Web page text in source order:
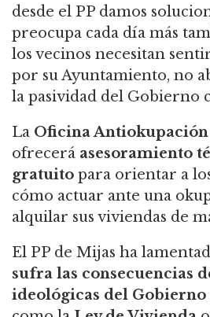
desde el PP damos
preocupa cada día más
los vecinos necesitan
por su Ayuntamiento, no
la pasividad del Gobierno
La Oficina
ofrecerá asesoramiento
gratuito para orientar a
cómo actuar ante una
alquilar sus viviendas de
El PP de Mijas ha
sufra las consecuencias
ideológicas del Gobierno